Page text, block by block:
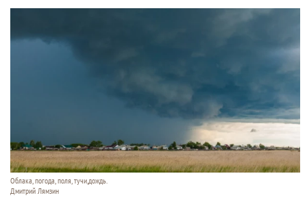
Облака, погода, поля, тучи,дождь.
Дмитрий Лямзин